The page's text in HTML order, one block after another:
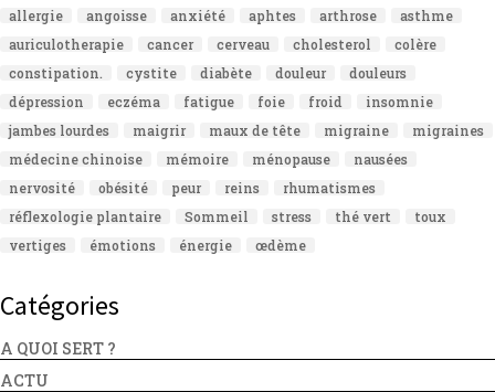
allergie angoisse anxiété aphtes arthrose
asthme
auriculotherapie
cancer cerveau cholesterol
colère
constipation.
cystite diabète douleur
douleurs
dépression
eczéma fatigue foie froid
insomnie
jambes lourdes
maigrir maux de tête migraine
migraines
médecine chinoise
mémoire ménopause
nausées
nervosité
obésité peur reins
rhumatismes
réflexologie plantaire
Sommeil stress thé vert
toux
vertiges
émotions énergie œdème
Catégories
A QUOI SERT ?
ACTU